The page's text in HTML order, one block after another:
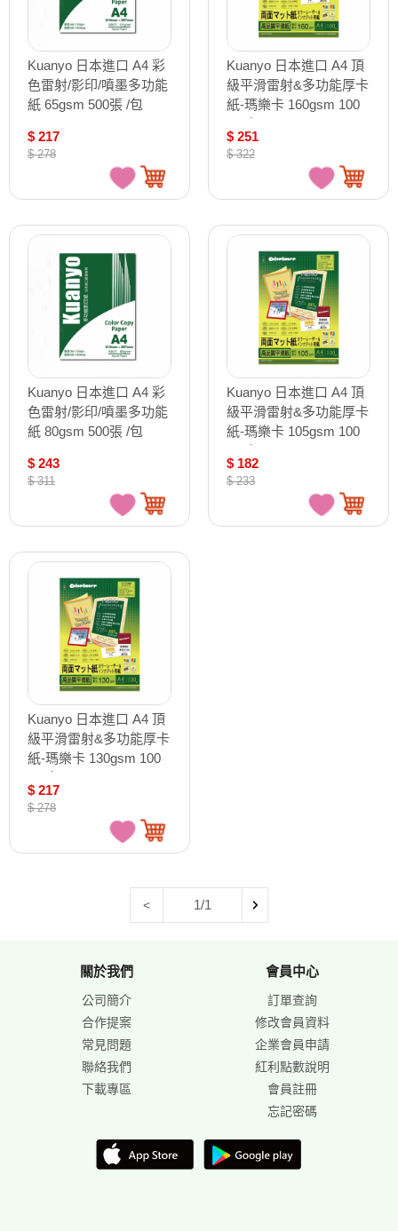
Kuanyo 日本進口 A4 彩
色雷射/影印/噴墨多功能
紙 65gsm 500張 /包
$ 217
$ 278
Kuanyo 日本進口 A4 頂
級平滑雷射&多功能厚卡
紙-瑪樂卡 160gsm 100
$ 251
$ 322
Kuanyo 日本進口 A4 彩
色雷射/影印/噴墨多功能
紙 80gsm 500張 /包
$ 243
$ 311
Kuanyo 日本進口 A4 頂
級平滑雷射&多功能厚卡
紙-瑪樂卡 105gsm 100
$ 182
$ 233
Kuanyo 日本進口 A4 頂
級平滑雷射&多功能厚卡
紙-瑪樂卡 130gsm 100
$ 217
$ 278
< 1/1
關於我們
公司簡介
合作提案
常見問題
聯絡我們
下載專區
會員中心
訂單查詢
修改會員資料
企業會員申請
紅利點數說明
會員註冊
忘記密碼